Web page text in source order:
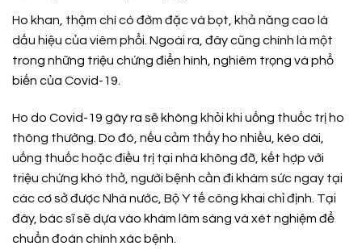
Ho khan, thậm chí có đờm đặc và bọt, khả năng cao là
dấu hiệu của viêm phổi. Ngoài ra, đây cũng chính là một
trong những triệu chứng điển hình, nghiêm trọng và phổ
biến của Covid-19.
Ho do Covid-19 gây ra sẽ không khỏi khi uống thuốc trị ho
thông thường. Do đó, nếu cảm thấy ho nhiều, kéo dài,
uống thuốc hoặc điều trị tại nhà không đỡ, kết hợp với
triệu chứng khó thở, người bệnh cần đi khám sức ngay tại
các cơ sở được Nhà nước, Bộ Y tế công khai chỉ định. Tại
đây, bác sĩ sẽ dựa vào khám lâm sàng và xét nghiệm để
chuẩn đoán chính xác bệnh.